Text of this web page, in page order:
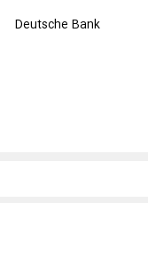
Deutsche Bank